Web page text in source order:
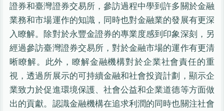
證券和臺灣證券交易所，參訪過程中學到許多關於金融
業務和市場運作的知識，同時也對金融業的發展有更深
入瞭解。除對於永豐金證券的專業度感到印象深刻，另
經過參訪臺灣證券交易所，對於金融市場的運作有更清
晰瞭解。此外，瞭解金融機構對於企業社會責任的重
視，透過所展示的可持續金融和社會投資計劃，顯示企
業致力於促進環境保護、社會公益和企業道德等方面做
出的貢獻。認識金融機構在追求利潤的同時也關注社會